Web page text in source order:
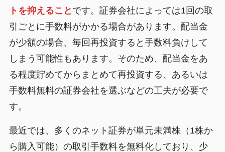
トを抑えること です。証券会社によっては1回の取
引ごとに手数料がかかる場合があります。配当金
が少額の場合、毎回再投資すると手数料負けして
しまう可能性もあります。そのため、配当金をあ
る程度貯めてからまとめて再投資する、あるいは
手数料無料の証券会社を選ぶなどの工夫が必要で
す。
最近では、多くのネット証券が単元未満株（1株か
ら購入可能）の取引手数料を無料化しており、少